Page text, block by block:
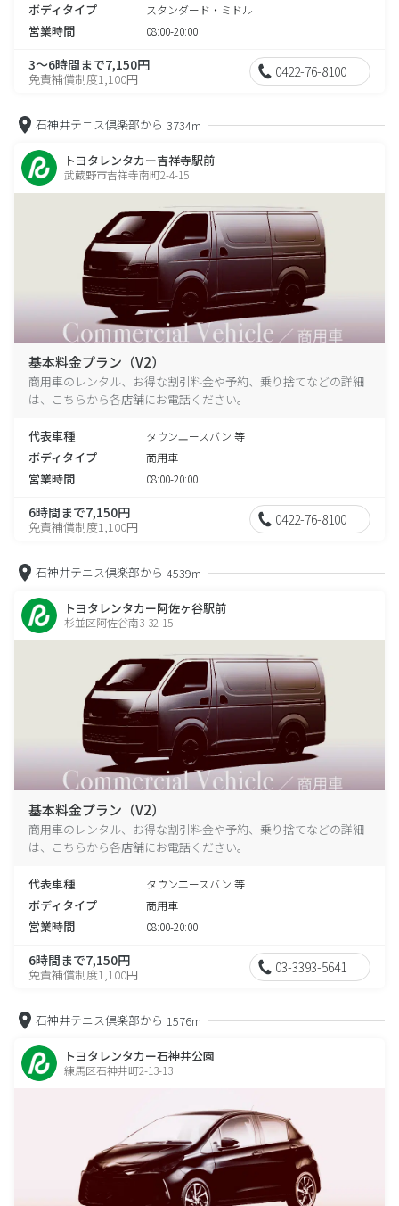
ボディタイプ スタンダード・ミドル
営業時間 08:00-20:00
3～6時間まで7,150円
免責補償制度1,100円 0422-76-8100
石神井テニス倶楽部から 3734m
トヨタレンタカー吉祥寺駅前
武蔵野市吉祥寺南町2-4-15
基本料金プラン（V2）
商用車のレンタル、お得な割引料金や予約、乗り捨てなどの詳細
は、こちらから各店舗にお電話ください。
代表車種 タウンエースバン 等
ボディタイプ 商用車
営業時間 08:00-20:00
6時間まで7,150円
免責補償制度1,100円 0422-76-8100
石神井テニス倶楽部から 4539m
トヨタレンタカー阿佐ヶ谷駅前
杉並区阿佐谷南3-32-15
基本料金プラン（V2）
商用車のレンタル、お得な割引料金や予約、乗り捨てなどの詳細
は、こちらから各店舗にお電話ください。
代表車種 タウンエースバン 等
ボディタイプ 商用車
営業時間 08:00-20:00
6時間まで7,150円
免責補償制度1,100円 03-3393-5641
石神井テニス倶楽部から 1576m
トヨタレンタカー石神井公園
練馬区石神井町2-13-13